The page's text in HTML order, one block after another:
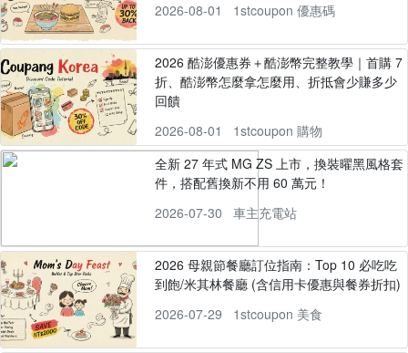
2026-08-01
1stcoupon 優惠碼
2026 酷澎優惠券＋酷澎幣完整教學｜首購 7
折、酷澎幣怎麼拿怎麼用、折抵會少賺多少
回饋
2026-08-01
1stcoupon 購物
全新 27 年式 MG ZS 上市，換裝曜黑風格套
件，搭配舊換新不用 60 萬元！
2026-07-30
車主充電站
2026 母親節餐廳訂位指南：Top 10 必吃吃
到飽/米其林餐廳 (含信用卡優惠與餐券折扣)
2026-07-29
1stcoupon 美食